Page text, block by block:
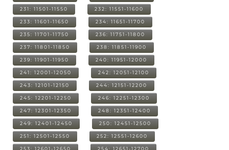
231: 11501-11550 232: 11551-11600
233: 11601-11650 234: 11651-11700
235: 11701-11750 236: 11751-11800
237: 11801-11850 238: 11851-11900
239: 11901-11950 240: 11951-12000
241: 12001-12050 242: 12051-12100
243: 12101-12150 244: 12151-12200
245: 12201-12250 246: 12251-12300
247: 12301-12350 248: 12351-12400
249: 12401-12450 250: 12451-12500
251: 12501-12550 252: 12551-12600
253: 12601-12650 254: 12651-12700